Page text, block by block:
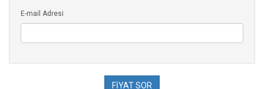
E-mail Adresi